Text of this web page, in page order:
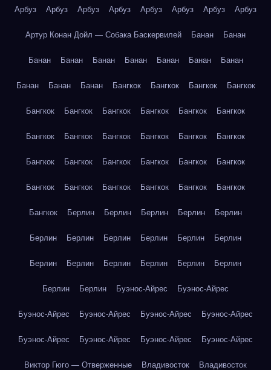
Арбуз Арбуз Арбуз Арбуз Арбуз Арбуз Арбуз Арбуз
Артур Конан Дойл — Собака Баскервилей Банан Банан
Банан Банан Банан Банан Банан Банан Банан
Банан Банан Банан Бангкок Бангкок Бангкок Бангкок
Бангкок Бангкок Бангкок Бангкок Бангкок Бангкок
Бангкок Бангкок Бангкок Бангкок Бангкок Бангкок
Бангкок Бангкок Бангкок Бангкок Бангкок Бангкок
Бангкок Бангкок Бангкок Бангкок Бангкок Бангкок
Бангкок Берлин Берлин Берлин Берлин Берлин
Берлин Берлин Берлин Берлин Берлин Берлин
Берлин Берлин Берлин Берлин Берлин Берлин
Берлин Берлин Буэнос-Айрес Буэнос-Айрес
Буэнос-Айрес Буэнос-Айрес Буэнос-Айрес Буэнос-Айрес
Буэнос-Айрес Буэнос-Айрес Буэнос-Айрес Буэнос-Айрес
Виктор Гюго — Отверженные Владивосток Владивосток